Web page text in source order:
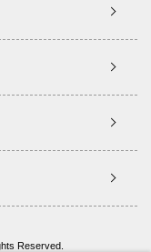
Reserved.